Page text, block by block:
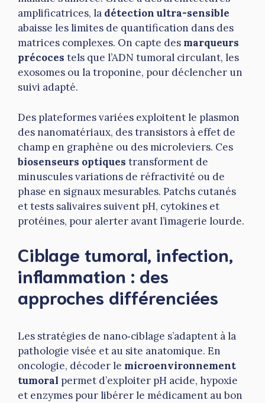
amplificatrices, la détection ultra-sensible
abaisse les limites de quantification dans des
matrices complexes. On capte des marqueurs
précoces tels que l’ADN tumoral circulant, les
exosomes ou la troponine, pour déclencher un
suivi adapté.
Des plateformes variées exploitent le plasmon
des nanomatériaux, des transistors à effet de
champ en graphène ou des microleviers. Ces
biosenseurs optiques transforment de
minuscules variations de réfractivité ou de
phase en signaux mesurables. Patchs cutanés
et tests salivaires suivent pH, cytokines et
protéines, pour alerter avant l’imagerie lourde.
Ciblage tumoral, infection,
inflammation : des
approches différenciées
Les stratégies de nano‑ciblage s’adaptent à la
pathologie visée et au site anatomique. En
oncologie, décoder le microenvironnement
tumoral permet d’exploiter pH acide, hypoxie
et enzymes pour libérer le médicament au bon